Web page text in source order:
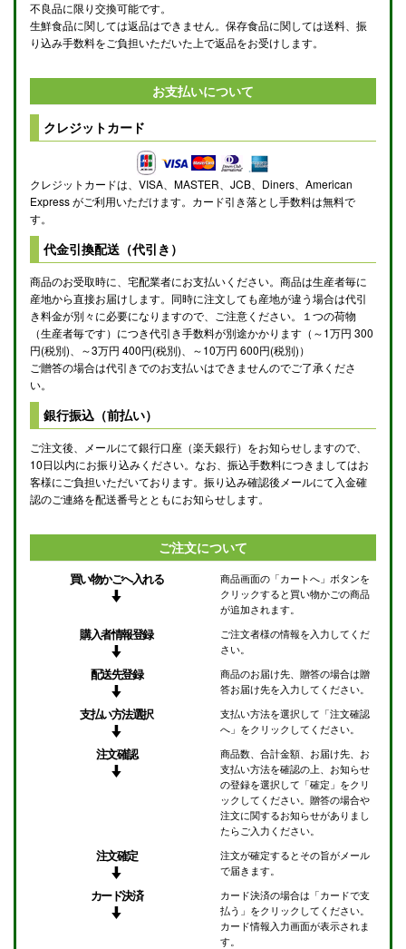
不良品に限り交換可能です。
生鮮食品に関しては返品はできません。保存食品に関しては送料、振
り込み手数料をご負担いただいた上で返品をお受けします。
お支払いについて
クレジットカード
クレジットカードは、VISA、MASTER、JCB、Diners、American
Express がご利用いただけます。カード引き落とし手数料は無料で
す。
代金引換配送（代引き）
商品のお受取時に、宅配業者にお支払いください。商品は生産者毎に
産地から直接お届けします。同時に注文しても産地が違う場合は代引
き料金が別々に必要になりますので、ご注意ください。１つの荷物
（生産者毎です）につき代引き手数料が別途かかります（～1万円 300
円(税別)、～3万円 400円(税別)、～10万円 600円(税別)）
ご贈答の場合は代引きでのお支払いはできませんのでご了承くださ
い。
銀行振込（前払い）
ご注文後、メールにて銀行口座（楽天銀行）をお知らせしますので、
10日以内にお振り込みください。なお、振込手数料につきましてはお
客様にご負担いただいております。振り込み確認後メールにて入金確
認のご連絡を配送番号とともにお知らせします。
ご注文について
買い物かごへ入れる
商品画面の「カートへ」ボタンを
クリックすると買い物かごの商品
が追加されます。
購入者情報登録
ご注文者様の情報を入力してくだ
さい。
配送先登録
商品のお届け先、贈答の場合は贈
答お届け先を入力してください。
支払い方法選択
支払い方法を選択して「注文確認
へ」をクリックしてください。
注文確認
商品数、合計金額、お届け先、お
支払い方法を確認の上、お知らせ
の登録を選択して「確定」をクリ
ックしてください。贈答の場合や
注文に関するお知らせがありまし
たらご入力ください。
注文確定
注文が確定するとその旨がメール
で届きます。
カード決済
カード決済の場合は「カードで支
払う」をクリックしてください。
カード情報入力画面が表示されま
す。